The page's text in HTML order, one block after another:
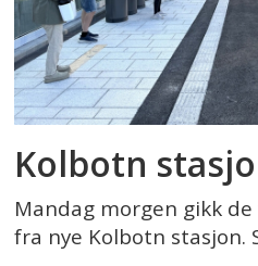
Kolbotn
Mandag morgen gikk
fra nye Kolbotn stasjon.